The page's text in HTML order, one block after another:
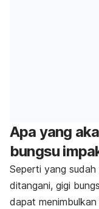
Apa yang
bungsu
Seperti yang
ditangani, gigi
dapat